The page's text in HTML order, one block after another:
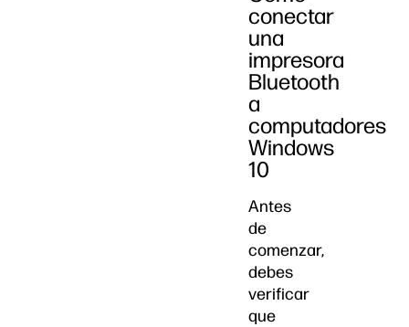
conectar
una
impresora
Bluetooth
a
computadores
Windows
10
Antes
de
comenzar,
debes
verificar
que